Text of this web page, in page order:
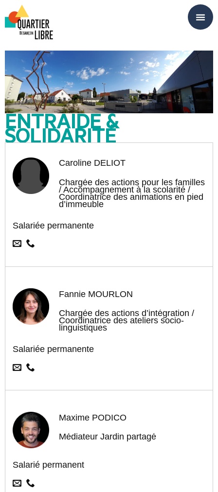
ENTRAIDE &
SOLIDARITÉ
Caroline DÉLIOT
Chargée des actions pour les familles
/ Accompagnement à la scolarité /
Coordinatrice des animations en pied
d’immeuble
Salariée permanente
Fannie MOURLON
Chargée des actions d’intégration /
Coordinatrice des ateliers socio-
linguistiques
Salariée permanente
Maxime PODICO
Médiateur Jardin partagé
Salarié permanent
Panneau de gestion des cookies